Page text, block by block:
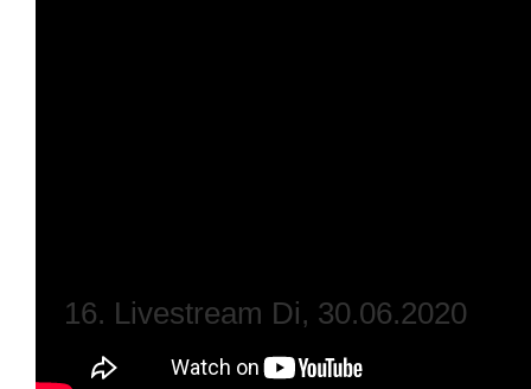
16. Livestream Di, 30.06.2020